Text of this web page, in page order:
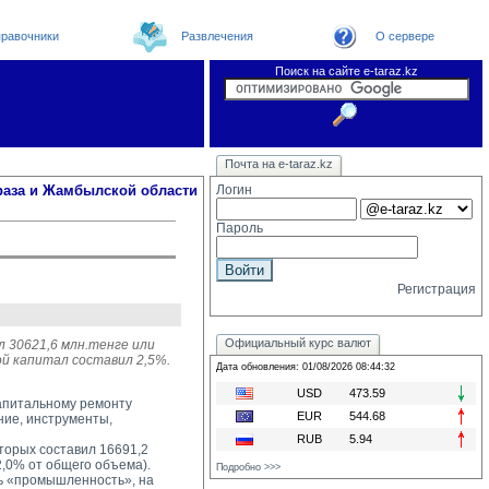
Развлечения О сервере
Поиск на сайте e-taraz.kz
Новости Погода в Таразе
Телефоный справочник
Видеоконференция
Новости e-taraz
и Жамбылской области
30621,6 млн.тенге или
капитал составил 2,5%.
ремонту
инструменты,
составил 16691,2
от общего объема).
«промышленность», на
Почта на e-taraz.kz
Логин
Пароль
Регистрация
Официальный курс валют
Дата обновления: 01/08/2026 08:44:32
USD
473.59
EUR
544.68
RUB
5.94
Подробно >>>